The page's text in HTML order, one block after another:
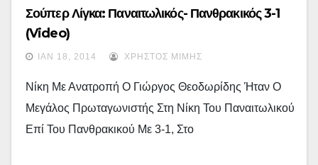
Σούπερ Λίγκα: Παναιτωλικός- Πανθρακικός 3-1
(video)
ΙΑΝ 18, 2014 ΧΡΉΣΤΟΣ ΜΊΜΗΣ
Νίκη Με Ανατροπή Ο Γιώργος Θεοδωρίδης Ήταν Ο
Μεγάλος Πρωταγωνιστής Στη Νίκη Του Παναιτωλικού
Επί Του Πανθρακικού Με 3-1, Στο